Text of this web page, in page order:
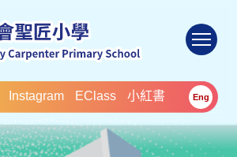
Instagram EClass 小紅書 Eng